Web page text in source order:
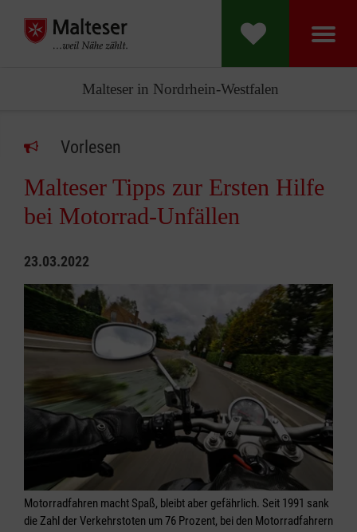
Malteser in Nordrhein-Westfalen
Vorlesen
Malteser Tipps zur Ersten Hilfe
bei Motorrad-Unfällen
23.03.2022
Motorradfahren macht Spaß, bleibt aber gefährlich. Seit 1991 sank
die Zahl der Verkehrstoten um 76 Prozent, bei den Motorradfahrern